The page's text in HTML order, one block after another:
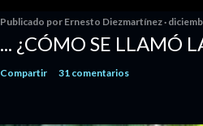
Publicado por Ernesto Diezmartínez
... ¿CÓMO SE LLAMÓ
Compartir 31 comentarios